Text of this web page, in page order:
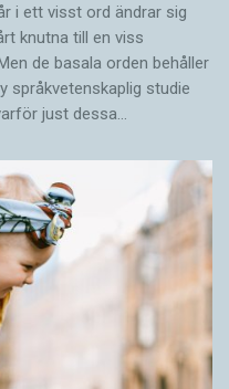
i ett visst ord ändrar sig
knutna till en viss
de basala orden behåller
språkvetenskaplig studie
just dessa…